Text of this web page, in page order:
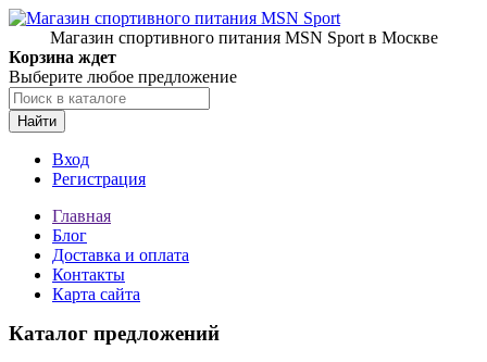
Магазин спортивного питания MSN Sport в Москве
Корзина ждет
Выберите любое предложение
Найти
Вход
Регистрация
Главная
Блог
Доставка и оплата
Контакты
Карта сайта
Каталог предложений